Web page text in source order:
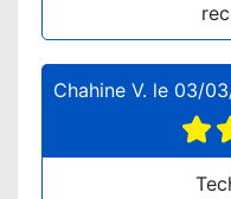
Chahine V. le 03/